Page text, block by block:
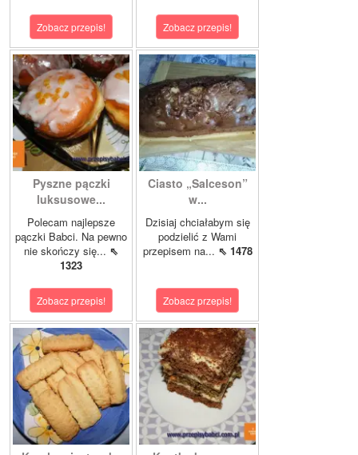
Zobacz przepis! Zobacz przepis!
Pyszne pączki
luksusowe...
Polecam najlepsze
pączki Babci. Na pewno
nie skończy się... ⇖
1323
Zobacz przepis!
Ciasto „Salceson”
w...
Dzisiaj chciałabym się
podzielić z Wami
przepisem na... ⇖ 1478
Zobacz przepis!